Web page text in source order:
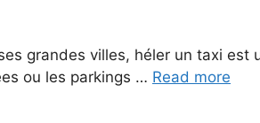
grandes villes, héler un taxi est
ou les parkings … Read more